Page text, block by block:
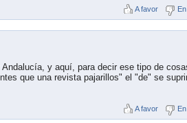
A favor
y aquí, para decir ese tipo de
que una revista pajarillos" el "de" se
A favor